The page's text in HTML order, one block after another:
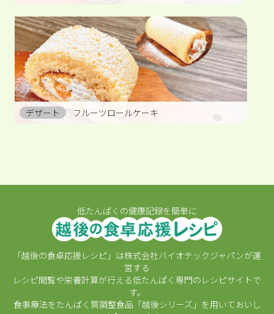
デザート フルーツロールケーキ
低たんぱくの健康記録を簡単に
「越後の食卓応援レシピ」は株式会社バイオテックジャパンが運
営する
レシピ閲覧や栄養計算が行える低たんぱく専門のレシピサイトで
す。
食事療法をたんぱく質調整食品「越後シリーズ」を用いておいし